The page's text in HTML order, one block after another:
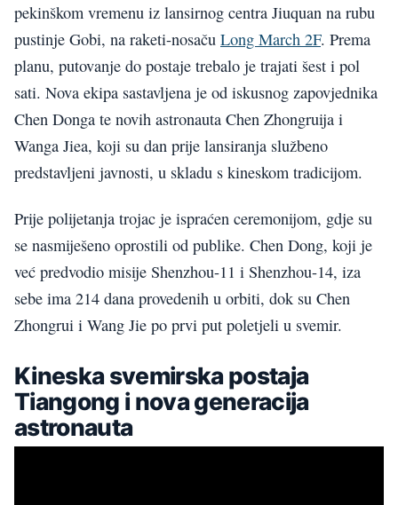
pekinškom vremenu iz lansirnog centra Jiuquan na rubu
pustinje Gobi, na raketi-nosaču Long March 2F. Prema
planu, putovanje do postaje trebalo je trajati šest i pol
sati. Nova ekipa sastavljena je od iskusnog zapovjednika
Chen Donga te novih astronauta Chen Zhongruija i
Wanga Jiea, koji su dan prije lansiranja službeno
predstavljeni javnosti, u skladu s kineskom tradicijom.
Prije polijetanja trojac je ispraćen ceremonijom, gdje su
se nasmiješeno oprostili od publike. Chen Dong, koji je
već predvodio misije Shenzhou-11 i Shenzhou-14, iza
sebe ima 214 dana provedenih u orbiti, dok su Chen
Zhongrui i Wang Jie po prvi put poletjeli u svemir.
Kineska svemirska postaja
Tiangong i nova generacija
astronauta